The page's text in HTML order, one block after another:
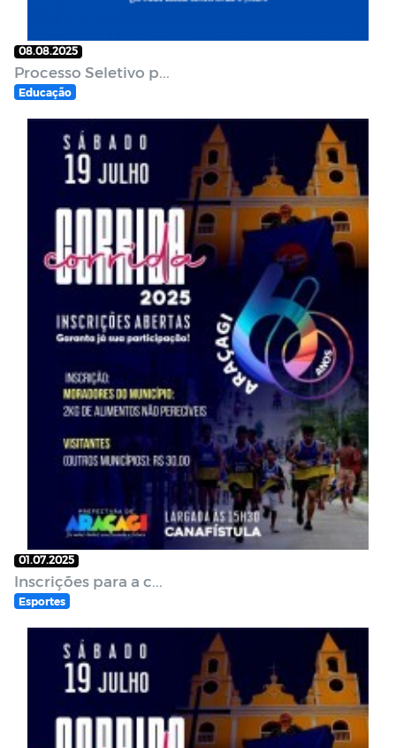
08.08.2025
Processo Seletivo p...
Educação
01.07.2025
Inscrições para a c...
Esportes